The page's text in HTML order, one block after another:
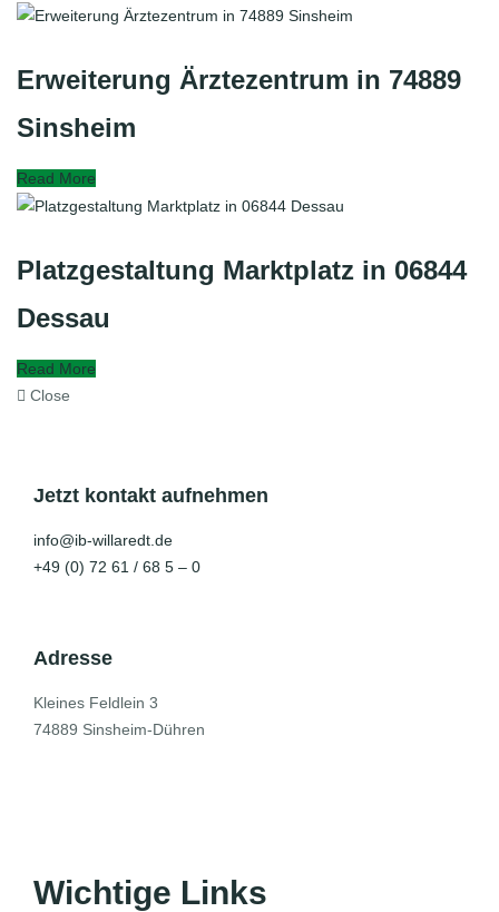
Erweiterung Ärztezentrum in 74889
Sinsheim
Read More
Platzgestaltung Marktplatz in 06844
Dessau
Read More
Close
Jetzt kontakt aufnehmen
info@ib-willaredt.de
+49 (0) 72 61 / 68 5 – 0
Adresse
Kleines Feldlein 3
74889 Sinsheim-Dühren
Wichtige Links